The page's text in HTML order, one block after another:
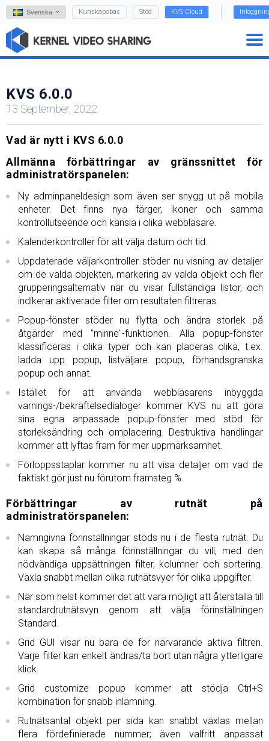
Svenska Kunskapsbas Stöd KVS Cloud
KVS 6.0.0
13 September, 2022
Vad är nytt i KVS 6.0.0
Allmänna förbättringar av gränssnittet för
administratörspanelen:
Ny adminpaneldesign som även ser snygg ut på mobila
enheter. Det finns nya färger, ikoner och samma
kontrollutseende och känsla i olika webbläsare.
Kalenderkontroller för att välja datum och tid.
Uppdaterade väljarkontroller stöder nu visning av detaljer
om de valda objekten, markering av valda objekt och fler
grupperingsalternativ när du visar fullständiga listor, och
indikerar aktiverade filter om resultaten filtreras.
Popup-fönster stöder nu flytta och ändra storlek på
åtgärder med "minne"-funktionen. Alla popup-fönster
klassificeras i olika typer och kan placeras olika, t.ex.
ladda upp popup, listväljare popup, förhandsgranska
popup och annat.
Istället för att använda webbläsarens inbyggda
varnings-/bekräftelsedialoger kommer KVS nu att göra
sina egna anpassade popup-fönster med stöd för
storleksändring och omplacering. Destruktiva handlingar
kommer att lyftas fram för mer uppmärksamhet.
Förloppsstaplar kommer nu att visa detaljer om vad de
faktiskt gör just nu förutom framsteg %.
Förbättringar av rutnät på
administratörspanelen:
Namngivna förinställningar stöds nu i de flesta rutnät. Du
kan skapa så många förinställningar du vill, med den
nödvändiga uppsättningen filter, kolumner och sortering.
Växla snabbt mellan olika rutnätsvyer för olika uppgifter.
När som helst kommer det att vara möjligt att återställa till
standardrutnätsvyn genom att välja förinställningen
Standard.
Grid GUI visar nu bara de för närvarande aktiva filtren.
Varje filter kan enkelt ändras/ta bort utan några ytterligare
klick.
Grid customize popup kommer att stödja Ctrl+S
kombination för snabb inlämning.
Rutnätsantal objekt per sida kan snabbt växlas mellan
flera fördefinierade nummer; även valfritt anpassat